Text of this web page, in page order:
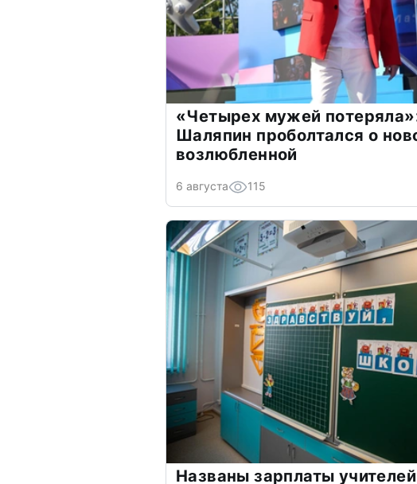
«Четырех мужей
Шаляпин проболтался о
возлюбленной
6 августа 115
Названы зарплаты